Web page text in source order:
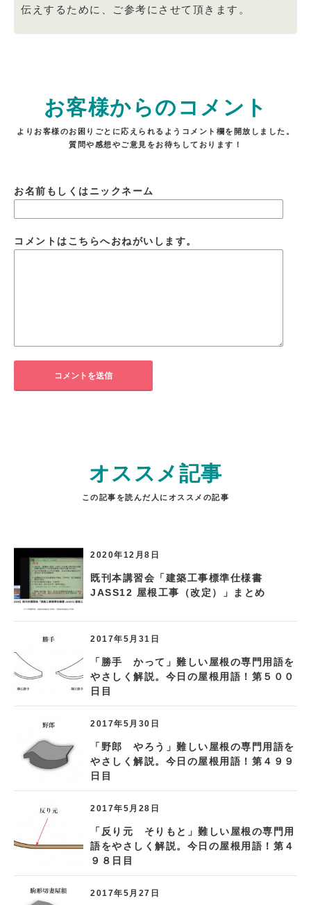
伝えするために、ご参考にさせて頂きます。
お客様からのコメント
よりお客様のお困りごとに応えられるようコメント欄を開放しました。
質問や感想やご意見をお待ちしております！
お名前もしくはニックネーム
コメントはこちらへおねがいします。
オススメ記事
この記事を読んだ人にオススメの記事
2020年12月8日
既刊本講習会「建築工事標準仕様書
JASS12 屋根工事（改定）」まとめ
2017年5月31日
「勝手 かって」難しい屋根の専門用語を
やさしく解説。今日の屋根用語！第５００
日目
2017年5月30日
「野郎 やろう」難しい屋根の専門用語を
やさしく解説。今日の屋根用語！第４９９
日目
2017年5月28日
「反り元 そりもと」難しい屋根の専門用
語をやさしく解説。今日の屋根用語！第４
９８日目
2017年5月27日